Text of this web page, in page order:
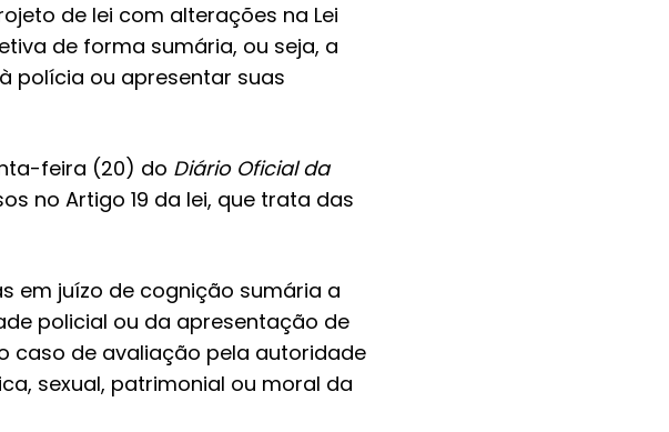
de lei com alterações na Lei
de forma sumária, ou seja, a
polícia ou apresentar suas
feira (20) do Diário Oficial da
no Artigo 19 da lei, que trata das
em juízo de cognição sumária a
policial ou da apresentação de
caso de avaliação pela autoridade
sexual, patrimonial ou moral da